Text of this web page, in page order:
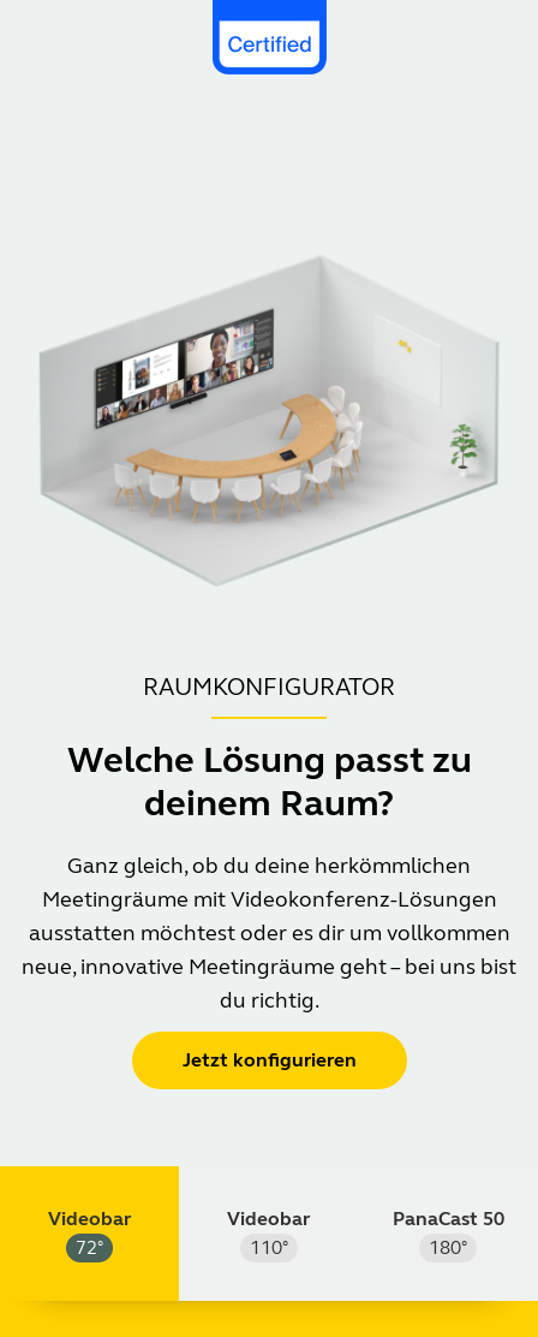
RAUMKONFIGURATOR
Welche Lösung passt zu
deinem Raum?
Ganz gleich, ob du deine herkömmlichen
Meetingräume mit Videokonferenz-Lösungen
ausstatten möchtest oder es dir um vollkommen
neue, innovative Meetingräume geht – bei uns bist
du richtig.
Jetzt konfigurieren
Videobar
72°
Videobar
110°
PanaCast 50
180°